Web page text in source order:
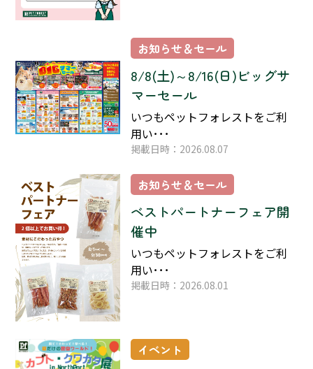
お知らせ＆セール
8/8(土)～8/16(日)ビッグサ
マーセール
いつもペットフォレストをご利
用い･･･
掲載日時：2026.08.07
お知らせ＆セール
ベストパートナーフェア開
催中
いつもペットフォレストをご利
用い･･･
掲載日時：2026.08.01
イベント